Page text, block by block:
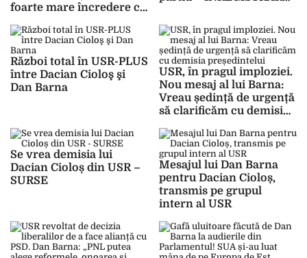
foarte mare încredere că
– VIDEO
Război total în USR-PLUS
între Dacian Cioloş şi
Dan Barna
USR, în pragul imploziei.
Nou mesaj al lui Barna:
Vreau ședință de urgență
să clarificăm cu demisia
Se vrea demisia lui
Dacian Cioloș din USR –
SURSE
Mesajul lui Dan Barna
pentru Dacian Cioloș,
transmis pe grupul
intern al USR